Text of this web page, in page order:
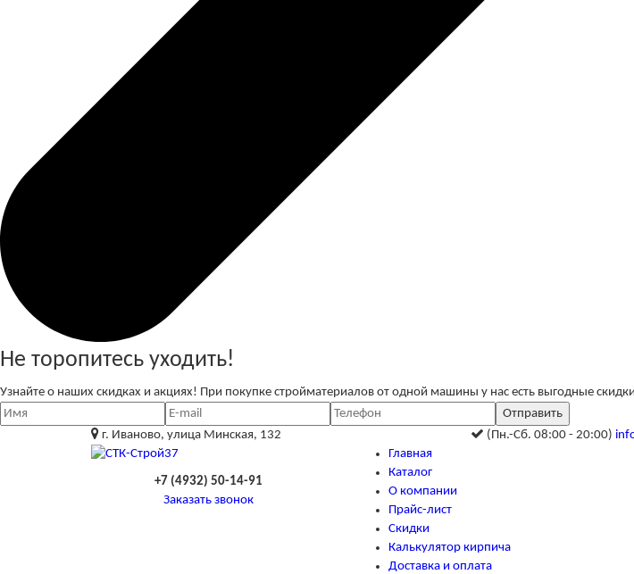
Не торопитесь уходить!
Узнайте о наших скидках и акциях! При покупке стройматериалов от одной машины у нас есть выгодные
г. Иваново, улица Минская, 132 (Пн.-Сб. 08:00 - 20:00)
+7 (4932) 50-14-91
Заказать звонок
Главная
Каталог
О компании
Прайс-лист
Скидки
Калькулятор кирпича
Доставка и оплата